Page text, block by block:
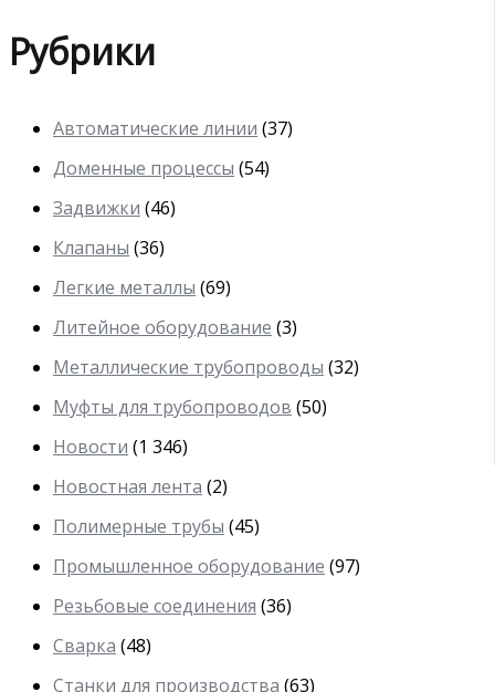
Рубрики
Автоматические линии (37)
Доменные процессы (54)
Задвижки (46)
Клапаны (36)
Легкие металлы (69)
Литейное оборудование (3)
Металлические трубопроводы (32)
Муфты для трубопроводов (50)
Новости (1 346)
Новостная лента (2)
Полимерные трубы (45)
Промышленное оборудование (97)
Резьбовые соединения (36)
Сварка (48)
Станки для производства (63)